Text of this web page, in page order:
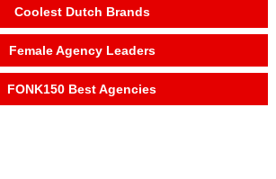
Coolest Dutch Brands
Female Agency Leaders
FONK150 Best Agencies